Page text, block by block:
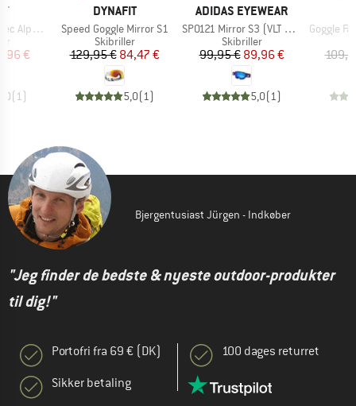
Glove
pris
€
(1)
MÆRKE
DYNAFIT
Artikel
Speed Goggle Mirror S1
Produktgruppe
Skibriller
Pris
129,95 €Nedsat pris
84,47 €
5,0(1)
MÆRKE
ADIDAS EYEWEAR
Artikel
SP0121 Mirror S3 (VLT 11%)
Produktgruppe
Skibriller
Pris
99,95 €Nedsat pris
89,96 €
5,0(1)
Artikel
Goggle Factor Pro
Bjergentusiast Jürgen - Indkøber
"Jeg finder de bedste & nyeste outdoor-produkter
til dig!"
Portofri fra 69 € (DK)
Sikker betaling
100 dages returret